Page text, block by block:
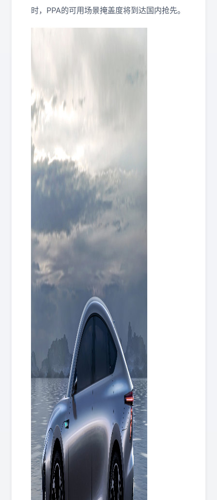
时，PPA的可用场景掩盖度将到达国内抢先。